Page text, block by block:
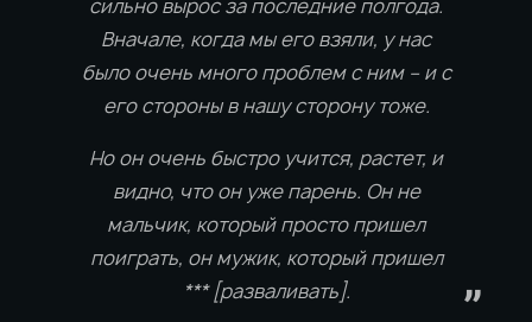
сильно вырос за последние полгода.
Вначале, когда мы его взяли, у нас
было очень много проблем с ним – и с
его стороны в нашу сторону тоже.
Но он очень быстро учится, растет, и
видно, что он уже парень. Он не
мальчик, который просто пришел
поиграть, он мужик, который пришел
*** [разваливать].